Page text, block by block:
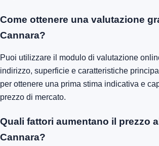
Come ottenere una valutazione
Cannara?
Puoi utilizzare il modulo di valutazione
indirizzo, superficie e caratteristiche
per ottenere una prima stima indicativa e
prezzo di mercato.
Quali fattori aumentano il prezzo
Cannara?